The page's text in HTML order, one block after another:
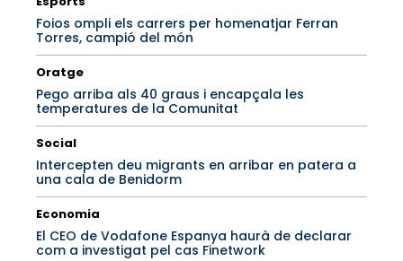
Foios ompli els carrers per homenatjar Ferran
Torres, campió del món
Oratge
Pego arriba als 40 graus i encapçala les
temperatures de la Comunitat
Social
Intercepten deu migrants en arribar en patera a
una cala de Benidorm
Economia
El CEO de Vodafone Espanya haurà de declarar
com a investigat pel cas Finetwork